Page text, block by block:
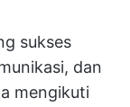
sukses
dan
mengikuti